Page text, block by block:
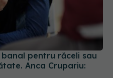
Anca Crupariu: